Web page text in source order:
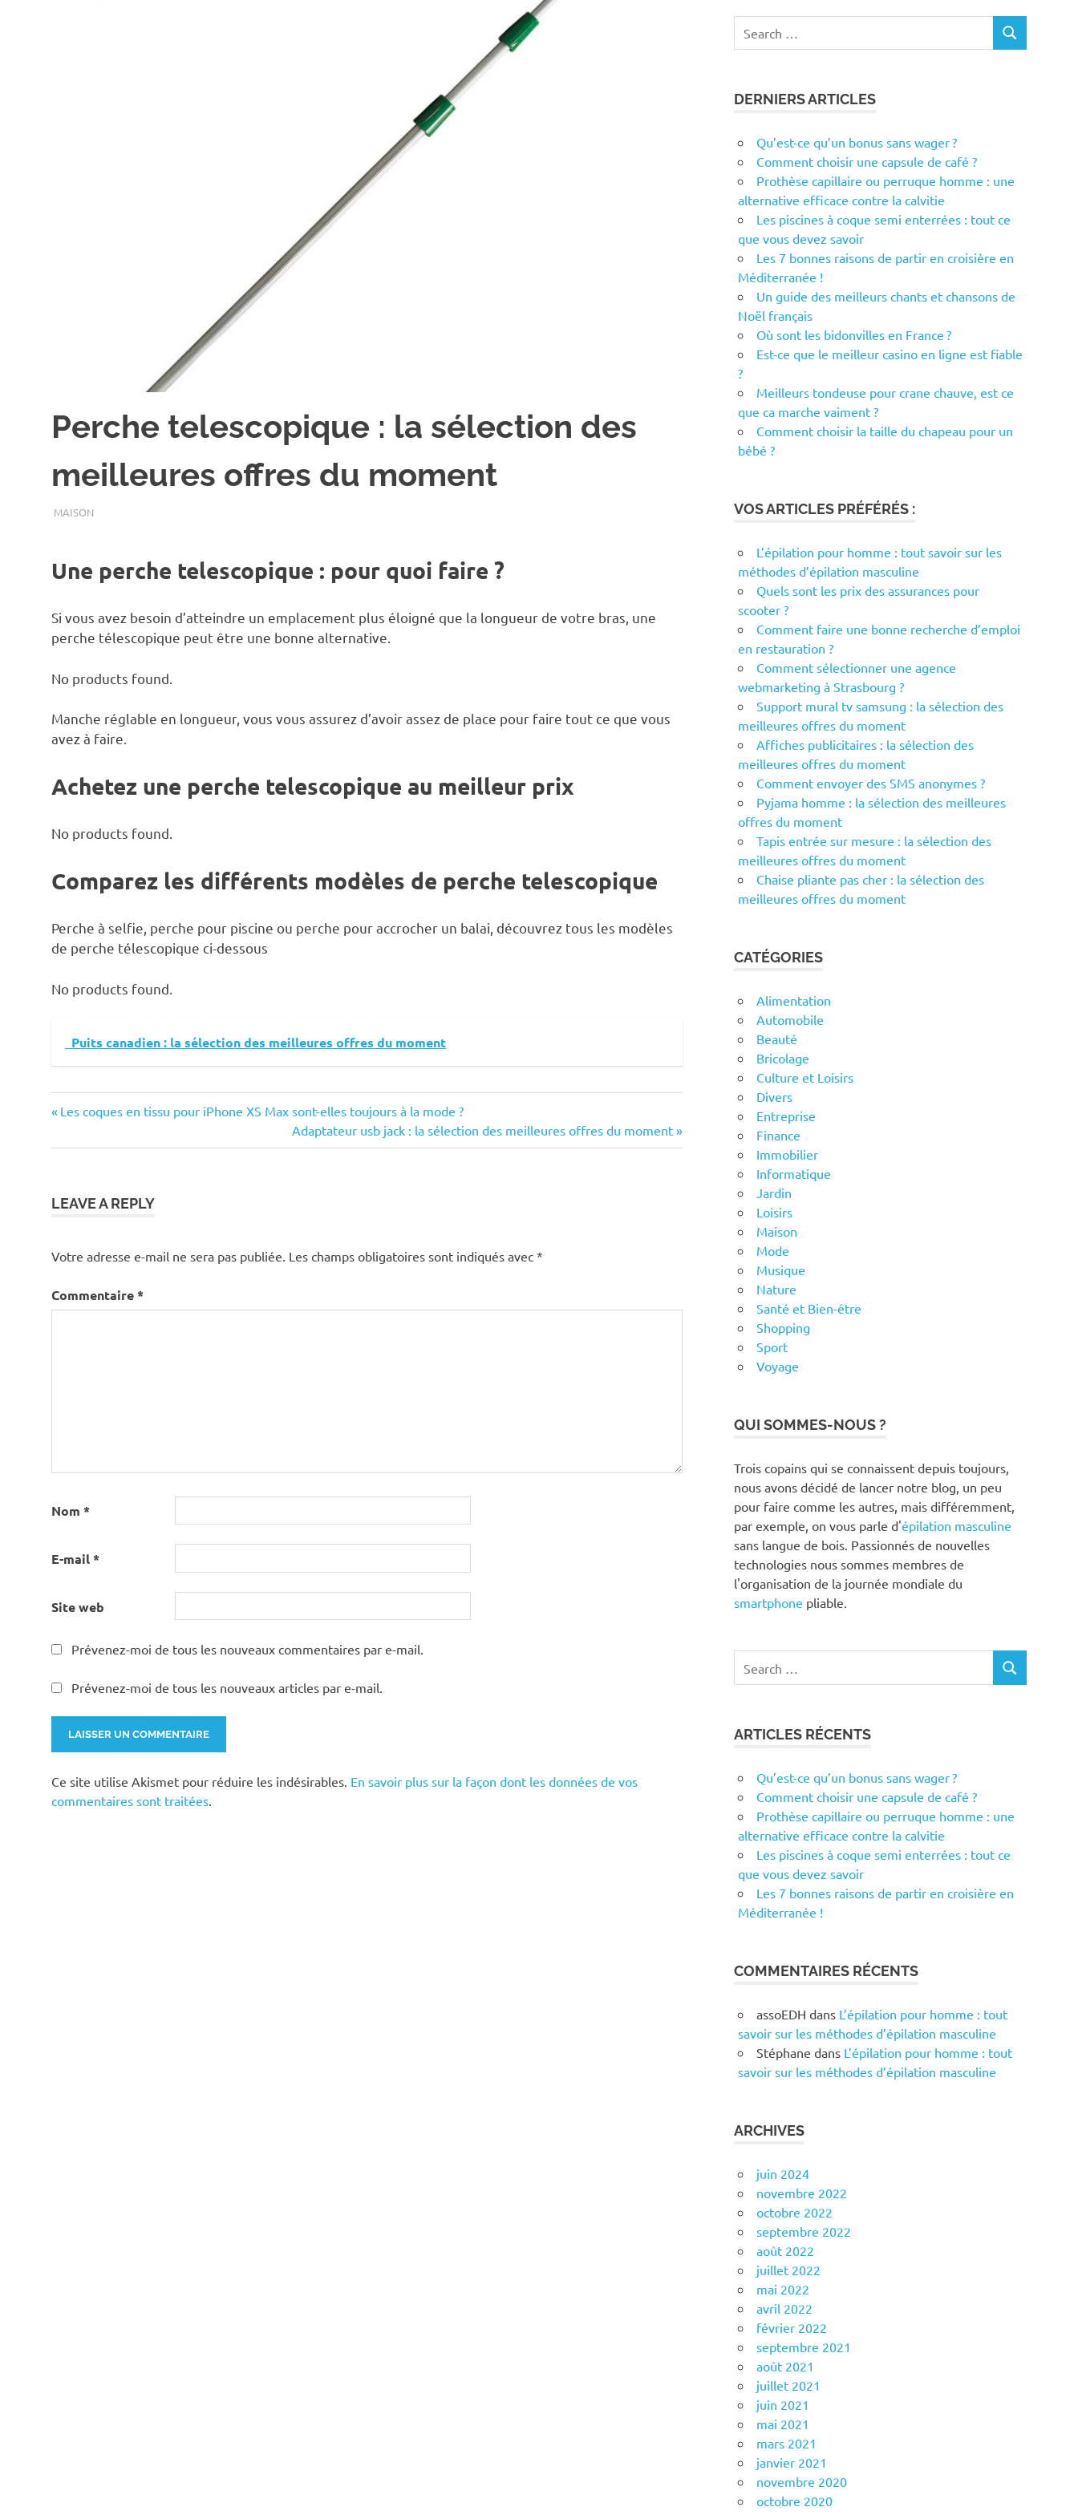
Perche telescopique : la sélection des
meilleures offres du moment
JUILLET 3, 2019
ASSOEDH
MAISON
Une perche telescopique : pour quoi faire ?
Si vous avez besoin d’atteindre un emplacement plus éloigné que la longueur de votre bras, une
perche télescopique peut être une bonne alternative.
No products found.
Manche réglable en longueur, vous vous assurez d’avoir assez de place pour faire tout ce que vous
avez à faire.
Achetez une perche telescopique au meilleur prix
No products found.
Comparez les différents modèles de perche telescopique
Perche à selfie, perche pour piscine ou perche pour accrocher un balai, découvrez tous les modèles
de perche télescopique ci-dessous
No products found.
Puits canadien : la sélection des meilleures offres du moment
Navigation
de
Previous
Les coques en tissu pour iPhone XS Max sont-elles toujours à la mode ?
Next
Post:
Adaptateur usb jack : la sélection des meilleures offres du moment
LEAVE A REPLY
Votre adresse e-mail ne sera pas publiée. Les champs obligatoires sont indiqués avec *
Commentaire*
Nom *
E-mail*
Site web
Prévenez-moi de tous les nouveaux commentaires par e-mail.
Prévenez-moi de tous les nouveaux articles par e-mail.
Ce site utilise Akismet pour réduire les indésirables. En savoir plus sur la façon dont les données de vos
commentaires sont traitées.
for:
SEARCH
DERNIERS ARTICLES
Qu’est-ce qu’un bonus sans wager ?
Comment choisir une capsule de café ?
Prothèse capillaire ou perruque homme : une
alternative efficace contre la calvitie
Les piscines à coque semi enterrées : tout ce
que vous devez savoir
Les 7 bonnes raisons de partir en croisière en
Méditerranée !
Un guide des meilleurs chants et chansons de
Noël français
Où sont les bidonvilles en France ?
Est-ce que le meilleur casino en ligne est fiable
?
Meilleurs tondeuse pour crane chauve, est ce
que ca marche vaiment ?
Comment choisir la taille du chapeau pour un
bébé ?
VOS ARTICLES PRÉFÉRÉS :
L’épilation pour homme : tout savoir sur les
méthodes d’épilation masculine
Quels sont les prix des assurances pour
scooter ?
Comment faire une bonne recherche d’emploi
en restauration ?
Comment sélectionner une agence
webmarketing à Strasbourg ?
Support mural tv samsung : la sélection des
meilleures offres du moment
Affiches publicitaires : la sélection des
meilleures offres du moment
Comment envoyer des SMS anonymes ?
Pyjama homme : la sélection des meilleures
offres du moment
Tapis entrée sur mesure : la sélection des
meilleures offres du moment
Chaise pliante pas cher : la sélection des
meilleures offres du moment
CATÉGORIES
Alimentation
Automobile
Beauté
Bricolage
Culture et Loisirs
Divers
Entreprise
Finance
Immobilier
Informatique
Jardin
Loisirs
Maison
Mode
Musique
Nature
Santé et Bien-être
Shopping
Sport
Voyage
QUI SOMMES-NOUS ?
Trois copains qui se connaissent depuis toujours,
nous avons décidé de lancer notre blog, un peu
pour faire comme les autres, mais différemment,
par exemple, on vous parle d'épilation masculine
sans langue de bois. Passionnés de nouvelles
technologies nous sommes membres de
l'organisation de la journée mondiale du
smartphone pliable.
for:
SEARCH
ARTICLES RÉCENTS
Qu’est-ce qu’un bonus sans wager ?
Comment choisir une capsule de café ?
Prothèse capillaire ou perruque homme : une
alternative efficace contre la calvitie
Les piscines à coque semi enterrées : tout ce
que vous devez savoir
Les 7 bonnes raisons de partir en croisière en
Méditerranée !
COMMENTAIRES RÉCENTS
assoEDH dans L’épilation pour homme : tout
savoir sur les méthodes d’épilation masculine
Stéphane dans L’épilation pour homme : tout
savoir sur les méthodes d’épilation masculine
ARCHIVES
juin 2024
novembre 2022
octobre 2022
septembre 2022
août 2022
juillet 2022
mai 2022
avril 2022
février 2022
septembre 2021
août 2021
juillet 2021
juin 2021
mai 2021
mars 2021
janvier 2021
novembre 2020
octobre 2020